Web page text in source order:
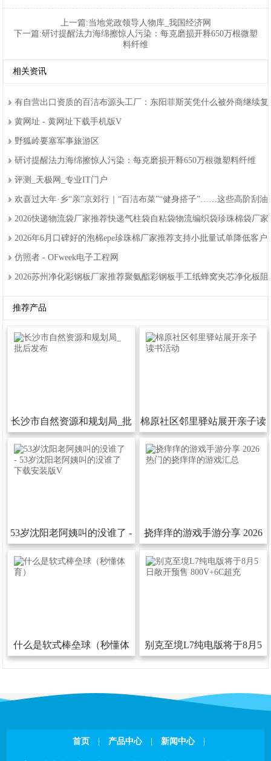
上一篇:当地党政领导人物库_我国经济网
下一篇:研讨提醒法力海绵擦惊人污染：每克磨损开释650万根微塑
料纤维
相关资讯
有自营出口资质的百洁布源头工厂：东阳菲斯芙凭什么被外商继续复
黄网址-黄网址下载手机版V
野狐岭要塞军事旅游区
研讨提醒法力海绵擦惊人污染：每克磨损开释650万根微塑料纤维
评测_天极网_专业IT门户
欢喜过大年·乡“亲”京郊行｜“百洁布菜”“健身搭子”……这些高阶刮
2026快递物流袋厂家推荐快递气柱袋自粘袋物流编织袋珍珠棉袋厂
2026年6月口碑好的泡棉epe珍珠棉厂家推荐支持小批量试单降低客户
仿照者-OFweek电子工程网
2026苏州净化彩钢板厂家推荐聚氨酯彩钢板手工纸蜂窝夹芯净化板
推荐产品
长沙市自然资源和规划局_批
棉原社区邻里驿站展开亲子读
53岁沈阳老阿姨叫的没谁了-
挠痒痒的游戏手游分享2026
什么是软式棒垒球（秒懂体
别克至境L7纯电版将于8月5
首页 产品中心 新闻中心